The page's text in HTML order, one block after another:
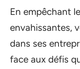
En empêchant
envahissantes,
dans ses
face aux défis